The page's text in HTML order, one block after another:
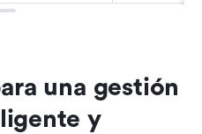
una gestión
y